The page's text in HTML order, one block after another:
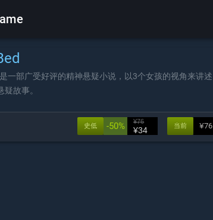
一部广受好评的精神悬疑小说，以3个女孩的视角来讲述
疑故事。
¥76
当前
-50% ¥76
¥34
史低